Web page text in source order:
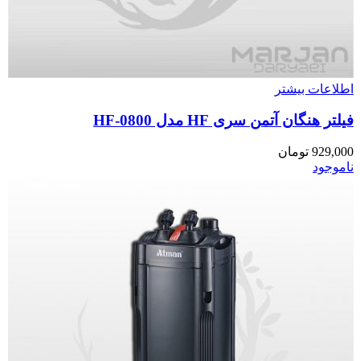
اطلاعات بیشتر
فیلتر هنگان آتمن سری HF مدل HF-0800
929,000 تومان
ناموجود